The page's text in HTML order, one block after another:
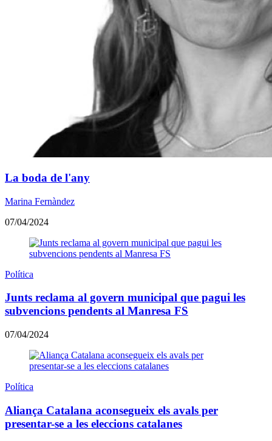
La boda de l'any
Marina Fernàndez
07/04/2024
Política
Junts reclama al govern municipal que pagui les
subvencions pendents al Manresa FS
07/04/2024
Política
Aliança Catalana aconsegueix els avals per
presentar-se a les eleccions catalanes